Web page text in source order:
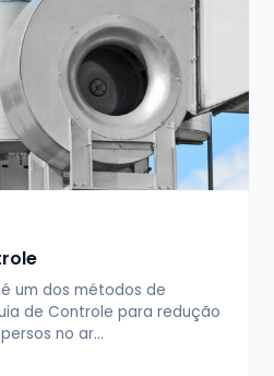
um dos métodos de
de Controle para redução
no ar…